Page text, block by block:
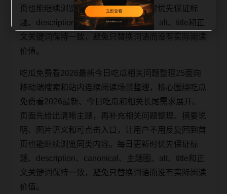
页也能继续浏览同类内容。每日更新时优先保证标
题、description、canonical、主题图、alt、title和正
文关键词保持一致，避免只替换词语而没有实际阅读
价值。
吃瓜免费看2026最新今日吃瓜相关问题整理25面向
移动端搜索和站内连续阅读场景整理，核心围绕吃瓜
免费看2026最新、今日吃瓜和相关长尾需求展开。
页面先给出清晰主题，再补充相关问题整理、摘要说
明、图片语义和可点击入口，让用户不用反复回到首
页也能继续浏览同类内容。每日更新时优先保证标
题、description、canonical、主题图、alt、title和正
文关键词保持一致，避免只替换词语而没有实际阅读
价值。